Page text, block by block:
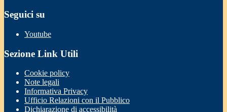
Seguici su
Youtube
Sezione Link Utili
Cookie policy
Note legali
Informativa Privacy
Ufficio Relazioni con il Pubblico
Dichiarazione di accessibilità